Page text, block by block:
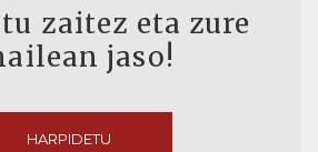
zaitez eta zure
jaso!
HARPIDETU